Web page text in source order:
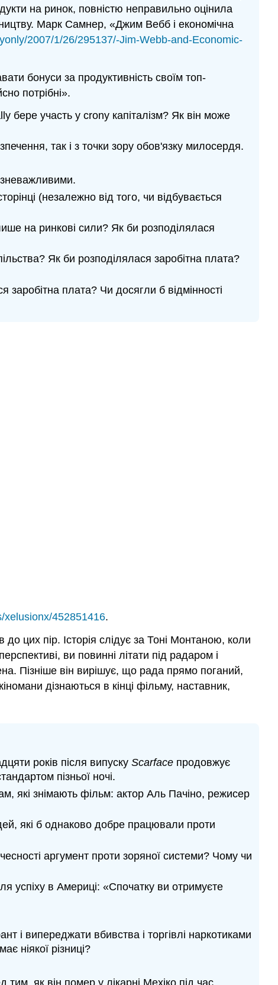
на ринок, повністю неправильно оцінила
Марк Самнер, «Джим Вебб і економічна
2007/1/26/295137/-Jim-Webb-and-Economic-
бонуси за продуктивність своїм топ-
потрібні».
бере участь у crony капіталізм? Як він може
так і з точки зору обов'язку милосердя.
(незалежно від того, чи відбувається
на ринкові сили? Як би розподілялася
Як би розподілялася заробітна плата?
заробітна плата? Чи досягли б відмінності
xelusionx/452851416.
цих пір. Історія слідує за Тоні Монтаною, коли
ви повинні літати під радаром і
Пізніше він вирішує, що рада прямо поганий,
дізнаються в кінці фільму, наставник,
років після випуску Scarfaceпродовжує
пізньої ночі.
які знімають фільм: актор Аль Пачіно, режисер
які б однаково добре працювали проти
аргумент проти зоряної системи? Чому чи
в Америці: «Спочатку ви отримуєте
і випереджати вбивства і торгівлі наркотиками
ніякої різниці?
як він помер у лікарні Мехіко під час